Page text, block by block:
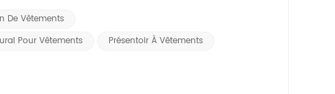
De Vêtements
Pour Vêtements
Présentoir À Vêtements